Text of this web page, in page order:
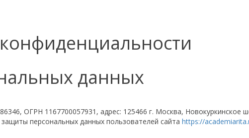
данных
ОГРН 1167700057931, адрес: 125466 г. Москва, Новокуркинское
персональных данных пользователей сайтаhttps://